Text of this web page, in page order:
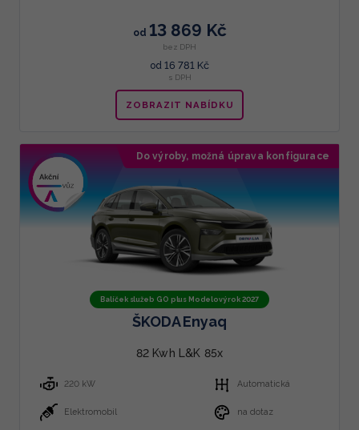
od 13 869 Kč
bez DPH
od 16 781 Kč
s DPH
ZOBRAZIT NABÍDKU
Doporučujeme
Do výroby, možná úprava konfigurace
Balíček služeb GO plus Modelový rok 2027
ŠKODA Enyaq
82 Kwh L&K 85x
220 kW Automatická
Elektromobil na dotaz